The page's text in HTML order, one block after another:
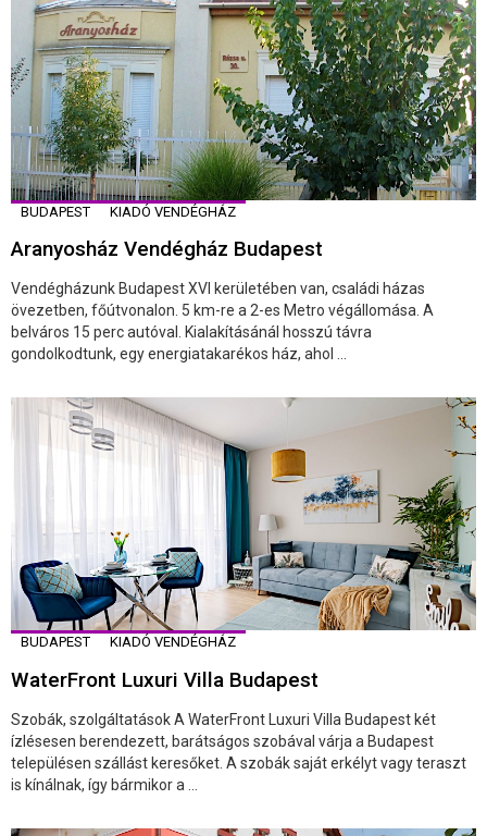
BUDAPEST KIADÓ VENDÉGHÁZ
Aranyosház Vendégház Budapest
Vendégházunk Budapest XVI kerületében van, családi házas
övezetben, főútvonalon. 5 km-re a 2-es Metro végállomása. A
belváros 15 perc autóval. Kialakításánál hosszú távra
gondolkodtunk, egy energiatakarékos ház, ahol ...
BUDAPEST KIADÓ VENDÉGHÁZ
WaterFront Luxuri Villa Budapest
Szobák, szolgáltatások A WaterFront Luxuri Villa Budapest két
ízlésesen berendezett, barátságos szobával várja a Budapest
településen szállást keresőket. A szobák saját erkélyt vagy teraszt
is kínálnak, így bármikor a ...